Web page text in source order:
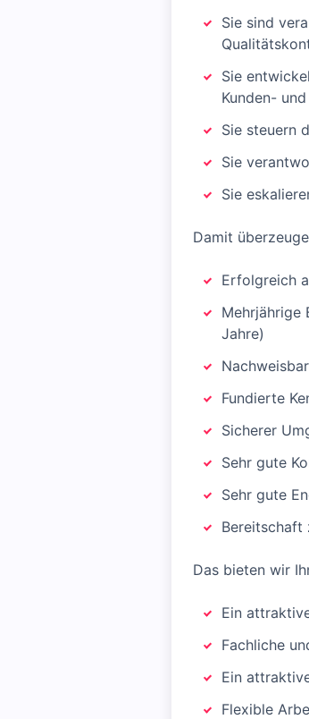
Sie sind
Sie
Kunden-
Sie steuern
Sie
Sie
Damit
Erfolgreich
Mehrjährige
Jahre)
Fundierte
Sicherer
Sehr gute
Sehr gute
Bereitschaft
Das bieten wir
Ein
Fachliche
Ein
Flexible